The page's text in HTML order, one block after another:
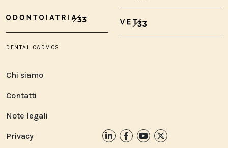
Chi siamo
Contatti
Note legali
Privacy